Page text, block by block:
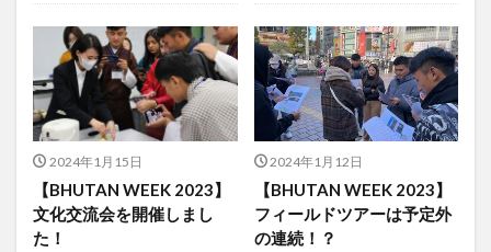
2024年1月15日
【BHUTAN WEEK 2023】
文化交流会を開催しまし
た！
2024年1月12日
【BHUTAN WEEK 2023】
フィールドツアーは予定外
の連続！？